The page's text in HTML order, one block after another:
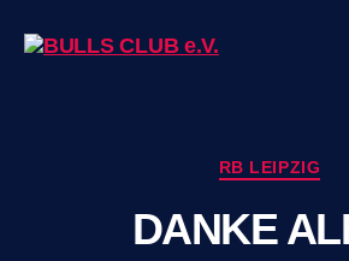
RB LEIPZIG
DANKE